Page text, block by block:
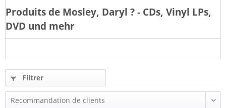
Produits de Mosley, Daryl ? - CDs, Vinyl LPs,
DVD und mehr
Filtrer